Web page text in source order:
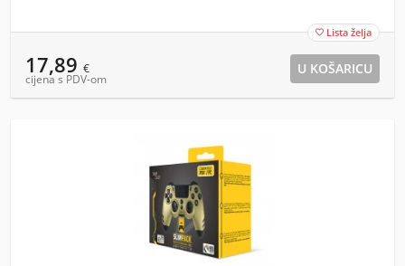
 Lista želja
17,89 €
cijena s PDV-om